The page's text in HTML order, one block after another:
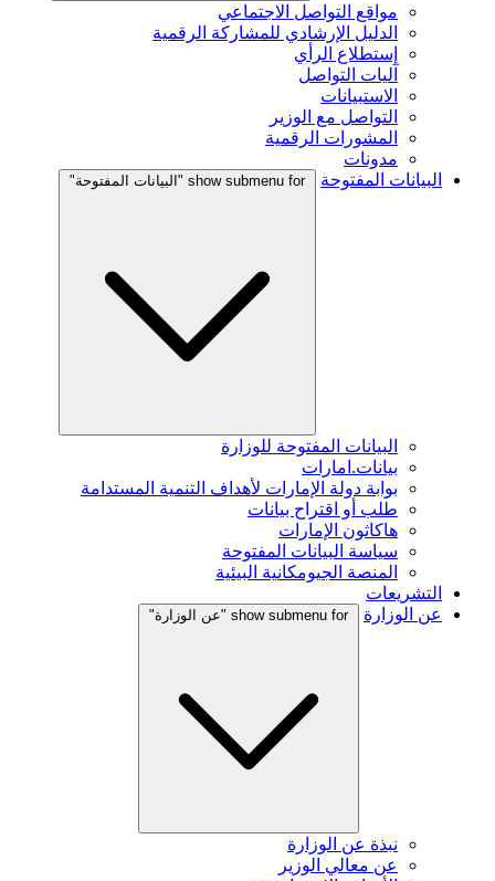
مواقع التواصل الاجتماعي
الدليل الإرشادي للمشاركة الرقمية
إستطلاع الرأي
آليات التواصل
الاستبيانات
التواصل مع الوزير
المشورات الرقمية
مدونات
البيانات المفتوحة
show submenu for "البيانات المفتوحة"
البيانات المفتوحة للوزارة
بيانات.امارات
بوابة دولة الإمارات لأهداف التنمية المستدامة
طلب أو اقتراح بيانات
هاكاثون الإمارات
سياسة البيانات المفتوحة
المنصة الجيومكانية البيئية
التشريعات
عن الوزارة
show submenu for "عن الوزارة"
نبذة عن الوزارة
عن معالي الوزير